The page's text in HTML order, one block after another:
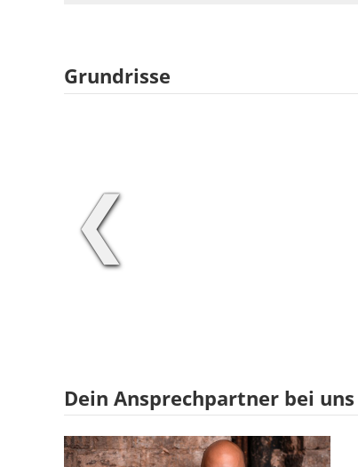
Grundrisse
❮
Dein Ansprechpartner bei uns